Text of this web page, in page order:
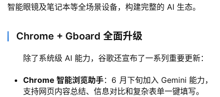
智能眼镜及笔记本等全场景设备，构建完整的 AI 生态。
Chrome + Gboard 全面升级
除了系统级 AI 能力，谷歌还宣布了一系列重要更新：
Chrome 智能浏览助手：6 月下旬加入 Gemini 能力，
支持网页内容总结、信息对比和复杂表单一键填写。